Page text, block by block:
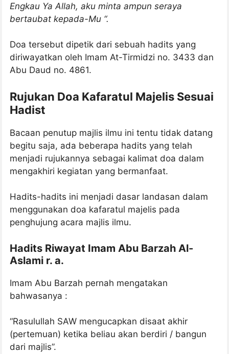
Engkau Ya Allah, aku minta ampun seraya
bertaubat kepada-Mu “.
Doa tersebut dipetik dari sebuah hadits yang
diriwayatkan oleh Imam At-Tirmidzi no. 3433 dan
Abu Daud no. 4861.
Rujukan Doa Kafaratul Majelis Sesuai
Hadist
Bacaan penutup majlis ilmu ini tentu tidak datang
begitu saja, ada beberapa hadits yang telah
menjadi rujukannya sebagai kalimat doa dalam
mengakhiri kegiatan yang bermanfaat.
Hadits-hadits ini menjadi dasar landasan dalam
menggunakan doa kafaratul majelis pada
penghujung acara majlis ilmu.
Hadits Riwayat Imam Abu Barzah Al-
Aslami r. a.
Imam Abu Barzah pernah mengatakan
bahwasanya :
“Rasulullah SAW mengucapkan disaat akhir
(pertemuan) ketika beliau akan berdiri / bangun
dari majlis”.